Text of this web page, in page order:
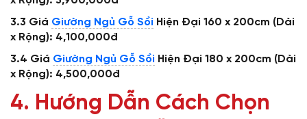
3.3 Giá Giường Ngủ Gỗ Sồi Hiện Đại 160 x 200cm (Dài
x Rộng): 4,100,000đ
3.4 Giá Giường Ngủ Gỗ Sồi Hiện Đại 180 x 200cm (Dài
x Rộng): 4,500,000đ
4. Hướng Dẫn Cách Chọn